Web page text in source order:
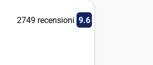
2749 recensioni 9.6